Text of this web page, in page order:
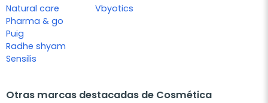
Natural care
Pharma & go
Puig
Radhe shyam
Sensilis
Vbyotics
Otras marcas destacadas de Cosmética